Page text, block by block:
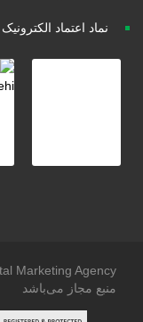
نماد اعتماد الکترونیک
منبع مجاز می‌باشد